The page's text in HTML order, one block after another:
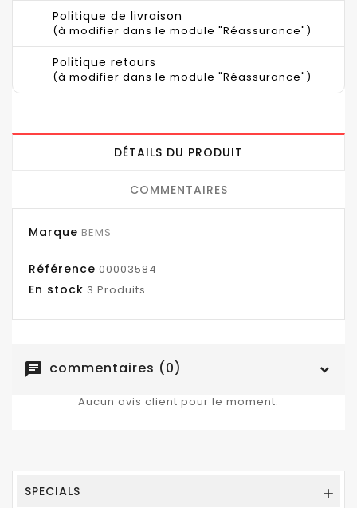
Politique de livraison
(à modifier dans le module "Réassurance")
Politique retours
(à modifier dans le module "Réassurance")
DÉTAILS DU PRODUIT
COMMENTAIRES
Marque BEMS
Référence 00003584
En stock 3 Produits
chat commentaires (0)
Aucun avis client pour le moment.
SPECIALS 